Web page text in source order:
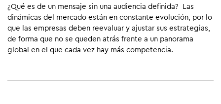
¿Qué es de un mensaje sin una audiencia definida? Las
dinámicas del mercado están en constante evolución, por lo
que las empresas deben reevaluar y ajustar sus estrategias,
de forma que no se queden atrás frente a un panorama
global en el que cada vez hay más competencia.